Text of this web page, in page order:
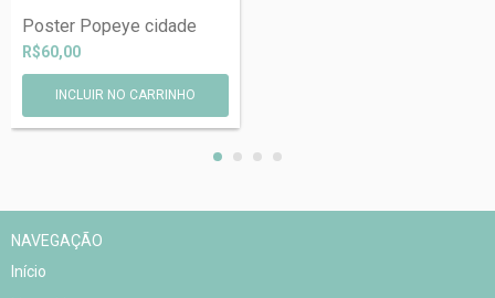
Poster Popeye cidade
R$60,00
INCLUIR NO CARRINHO
NAVEGAÇÃO
Início